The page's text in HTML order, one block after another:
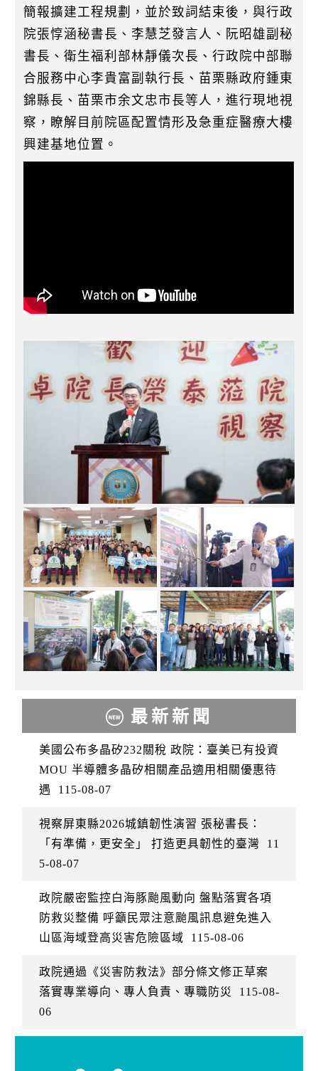
簡報擴建工程規劃，並於致詞結束後，與行政
院張惇涵秘書長、李慧芝發言人、阮昭雄副秘
書長、衛生福利部林靜儀次長、行政院中部聯
合服務中心李貴富副執行長、苗栗縣政府鍾東
錦縣長、苗栗市余文忠市長等人，進行現地視
察，瞭解目前院區配置情形及急重症醫療大樓
興建基地位置。
最新新聞
美國公布多晶矽232關稅 政院：臺美已有投資
MOU 半導體多晶矽相關產品適用相關優惠待
遇
115-08-07
視察屏東縣2026城鎮韌性演習 張秘書長：
「有準備，更安全」 打造更具韌性的臺灣
11
5-08-07
政院嚴密監控白海豚颱風動向 盤點落實各項
防救災整備 呼籲民眾注意颱風訊息避免進入
山區海域登高災害危險區域
115-08-06
政院通過《災害防救法》部分條文修正草案
落實專業導向、專人負責、專職防災
115-08-
06